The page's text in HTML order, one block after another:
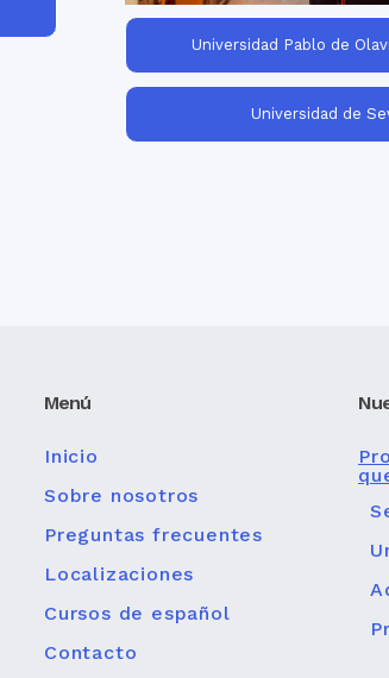
Universidad Pablo de
Universidad de
Menú
Inicio
Sobre nosotros
Preguntas frecuentes
Localizaciones
Cursos de español
Contacto